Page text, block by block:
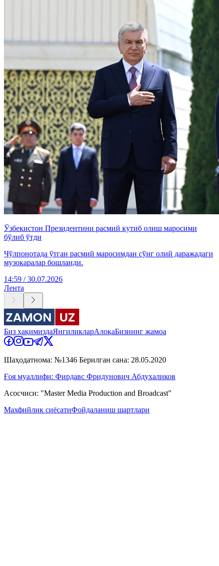
Ўзбекистон Президентини расмий кутиб олиш маросими
бўлиб ўтди
Чўлпонотада ўтган расмий маросимдан сўнг олий даражадаги
музокаралар бошланди.
14:59 / 30.07.2026
Лента
Биз ҳақимиздаЯнгиликларАлоқаБизнинг жамоа
Шаҳодатнома: №1346 Берилган сана: 28.05.2020
Ғоя муаллифи: Фирдавс Фридунович Абдухаликов
Асосчиси: "Master Media Production and Broadcast"
Махфийлик сиёсатиФойдаланиш шартлари